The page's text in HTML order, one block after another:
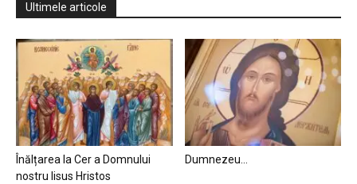
Ultimele articole
Înălțarea la Cer a Domnului
nostru Iisus Hristos
Dumnezeu…